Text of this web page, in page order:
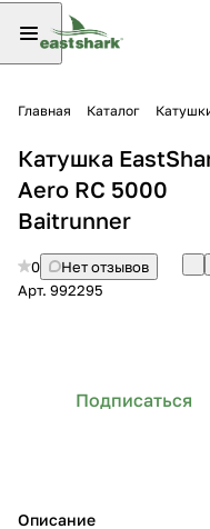
Главная Каталог
Катушка
Aero RC 5000
Baitrunner
0
Нет отзывов
Арт. 992295
Подписаться
Описание